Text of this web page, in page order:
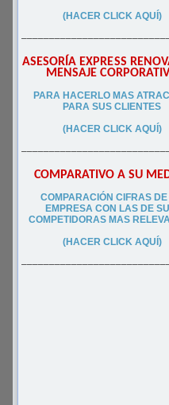
(HACER CLICK AQUÍ)
ASESORÍA EXPRESS
MENSAJE
PARA HACERLO MAS
PARA SUS CLIENTES
(HACER CLICK AQUÍ)
COMPARATIVO A SU
COMPARACIÓN CIFRAS DE
EMPRESA CON LAS DE
COMPETIDORAS MAS
(HACER CLICK AQUÍ)